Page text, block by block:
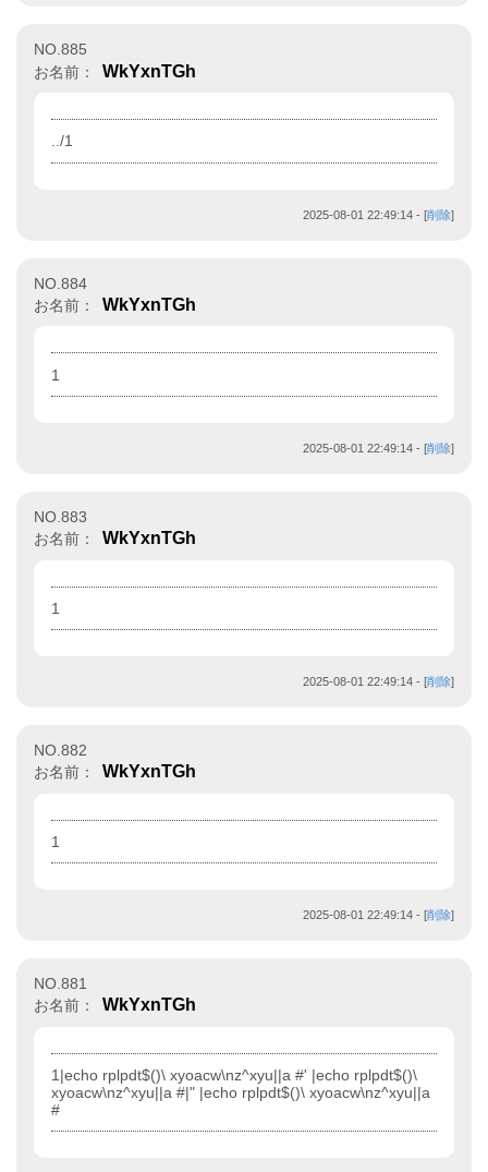
NO.885
お名前：
WkYxnTGh
../1
2025-08-01 22:49:14 - [削除]
NO.884
お名前：
WkYxnTGh
1
2025-08-01 22:49:14 - [削除]
NO.883
お名前：
WkYxnTGh
1
2025-08-01 22:49:14 - [削除]
NO.882
お名前：
WkYxnTGh
1
2025-08-01 22:49:14 - [削除]
NO.881
お名前：
WkYxnTGh
1|echo rplpdt$()\ xyoacw\nz^xyu||a #' |echo rplpdt$()\
xyoacw\nz^xyu||a #|" |echo rplpdt$()\ xyoacw\nz^xyu||a
#